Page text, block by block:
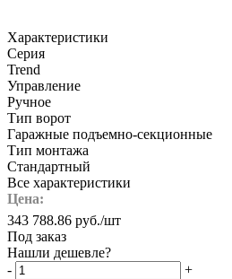
Характеристики
Серия
Trend
Управление
Ручное
Тип ворот
Гаражные подъемно-секционные
Тип монтажа
Стандартный
Все характеристики
Цена:
343 788.86 руб./шт
Под заказ
Нашли дешевле?
-
+